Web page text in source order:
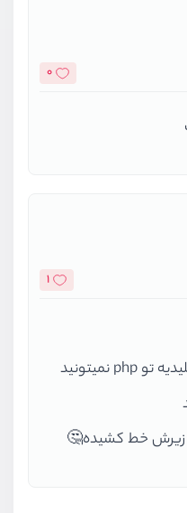
0
1
فکر کنم new چون یه کلمه کلیدیه تو php نمیتونید
زیرش خط کشیده🤔